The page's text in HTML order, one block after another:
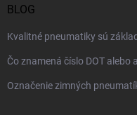
BLOG
Kvalitné pneumatiky sú základ
Čo znamená číslo DOT
Označenie zimných